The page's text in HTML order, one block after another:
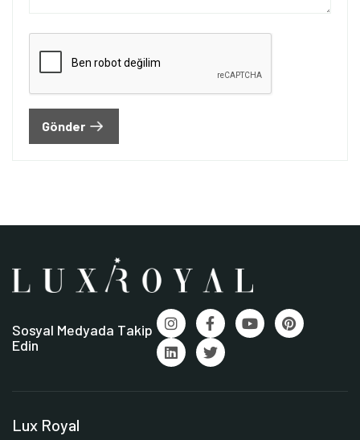
Gönder
Sosyal Medyada Takip
Edin
Lux Royal